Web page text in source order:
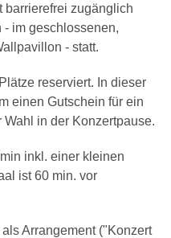
barrierefrei zugänglich
im geschlossenen,
- statt.
reserviert. In dieser
einen Gutschein für ein
in der Konzertpause.
inkl. einer kleinen
ist 60 min. vor
Arrangement ("Konzert